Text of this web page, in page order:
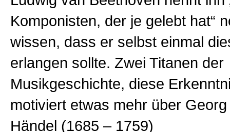
Komponisten, der je gelebt hat“
wissen, dass er selbst einmal
erlangen sollte. Zwei Titanen der
Musikgeschichte, diese
motiviert etwas mehr über
Händel (1685 – 1759)